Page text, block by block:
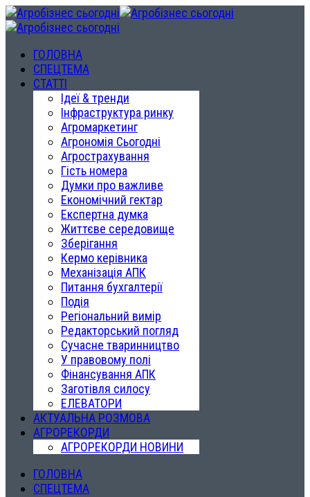
ГОЛОВНА
СПЕЦТЕМА
СТАТТІ
Ідеї & тренди
Інфраструктура ринку
Агромаркетинг
Агрономія Сьогодні
Агрострахування
Гість номера
Думки про важливе
Економічний гектар
Експертна думка
Життєве середовище
Зберігання
Кермо керівника
Механізація АПК
Питання бухгалтерії
Подія
Регіональний вимір
Редакторський погляд
Сучасне тваринництво
У правовому полі
Фінансування АПК
Заготівля силосу
ЕЛЕВАТОРИ
АКТУАЛЬНА РОЗМОВА
АГРОРЕКОРДИ
АГРОРЕКОРДИ НОВИНИ
ГОЛОВНА
СПЕЦТЕМА